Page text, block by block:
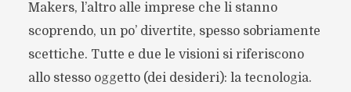
Makers, l’altro alle imprese che li stanno
scoprendo, un po’ divertite, spesso sobriamente
scettiche. Tutte e due le visioni si riferiscono
allo stesso oggetto (dei desideri): la tecnologia.